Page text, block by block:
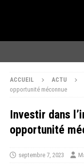
ACCUEIL ACTU
opportunité méconnue
Investir dans
opportunité
septembre 7, 2023